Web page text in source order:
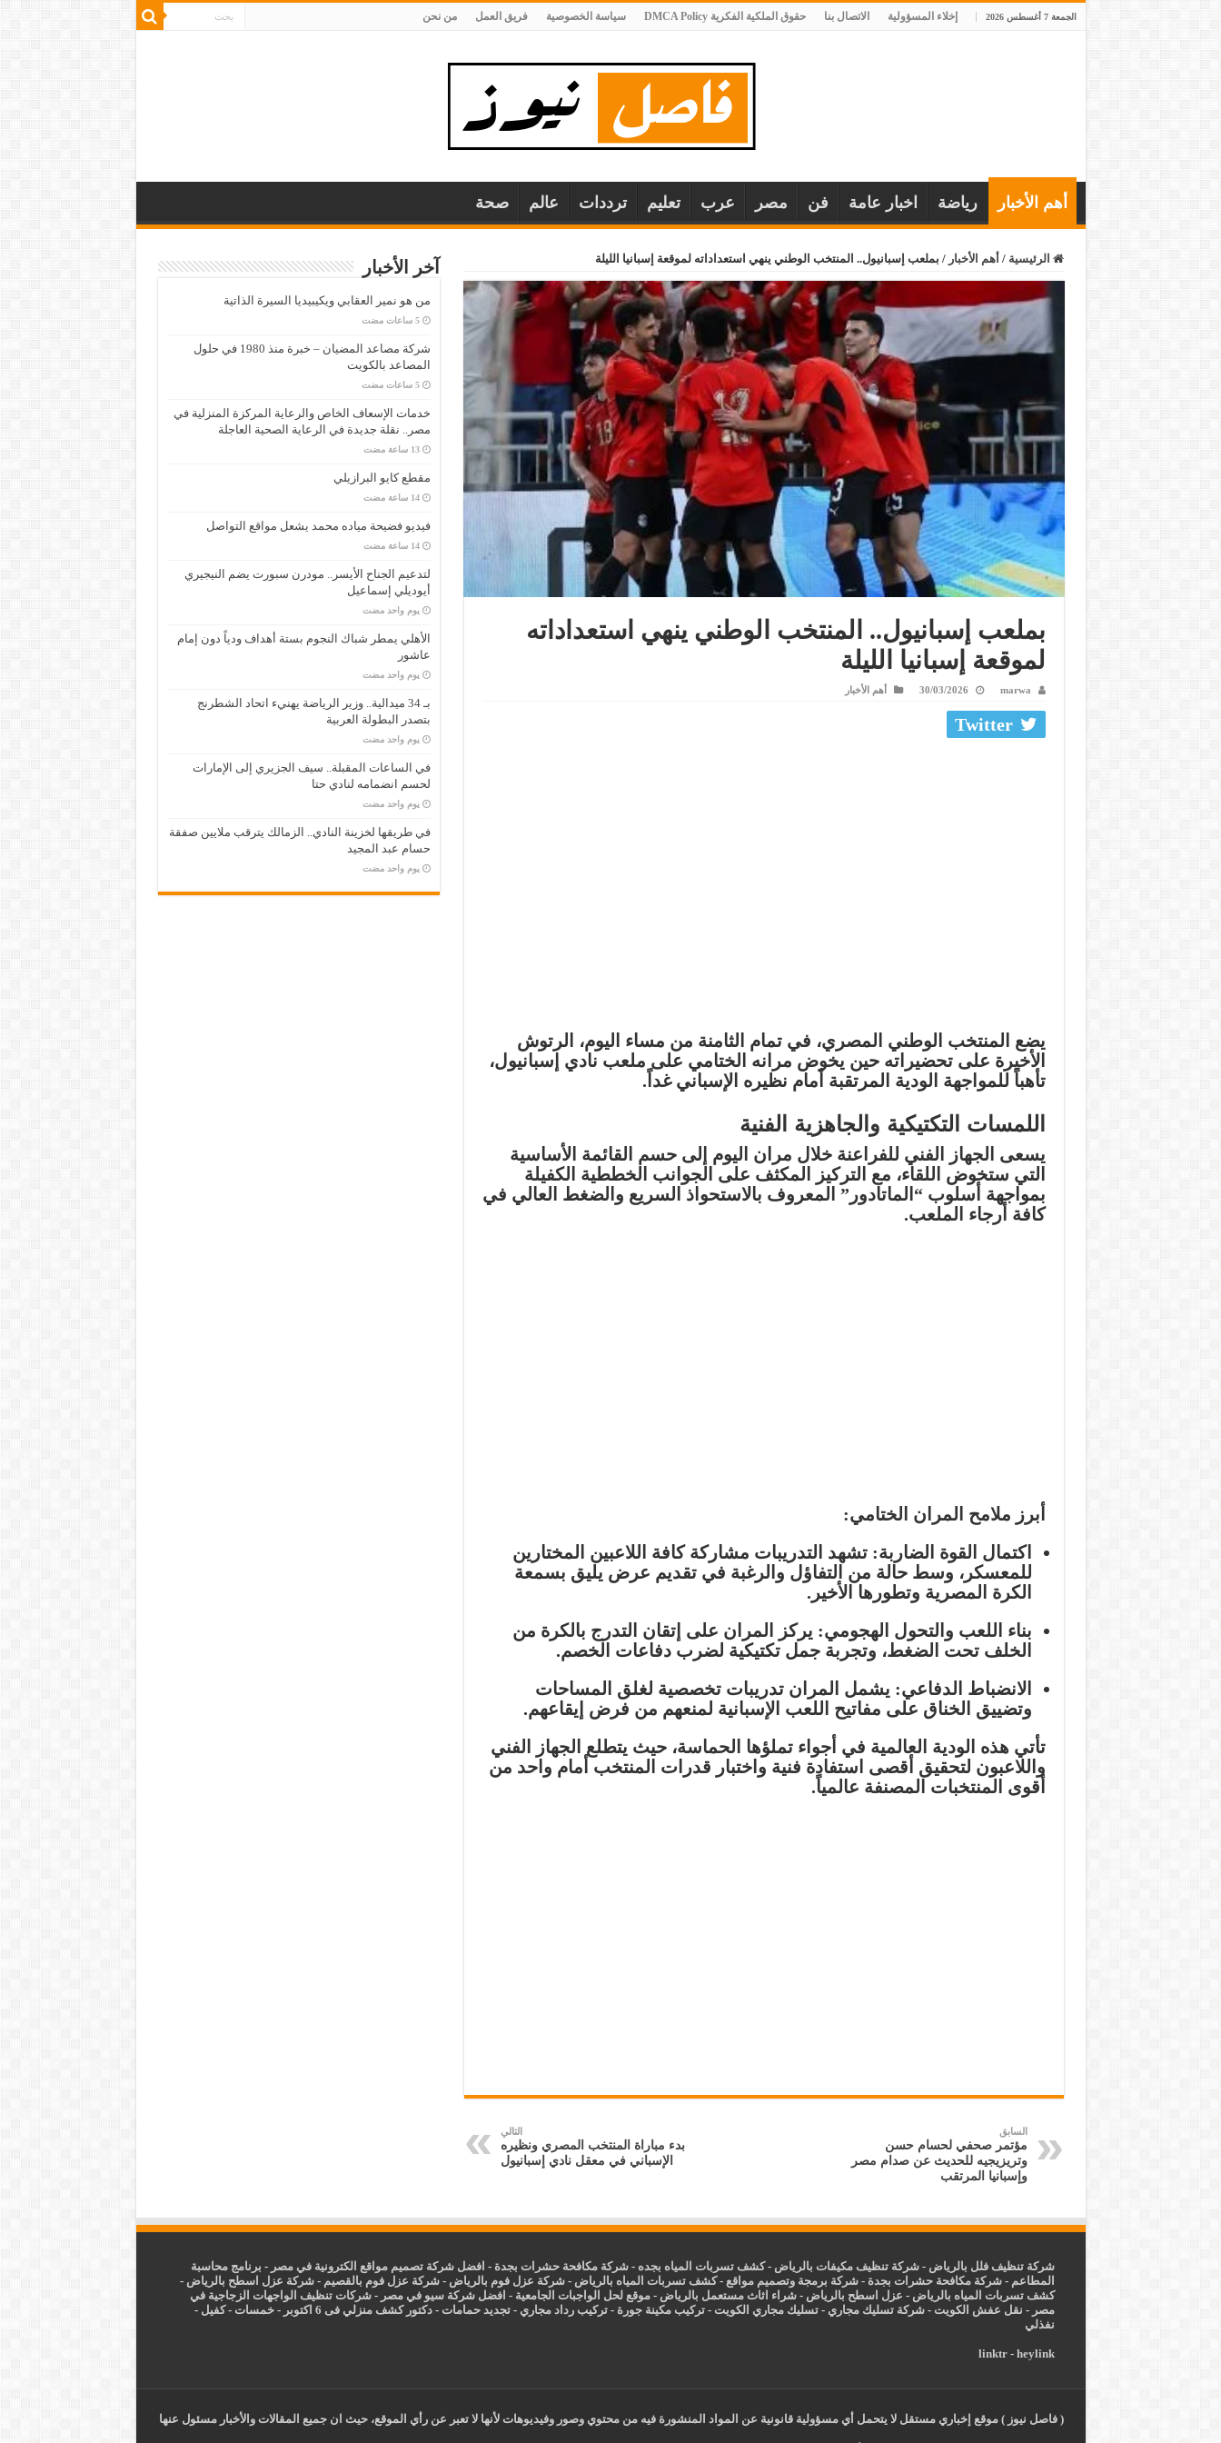
الجمعة 7 أغسطس 2026 إخلاء المسؤولية الاتصال بنا حقوق الملكية الفكرية DMCA Policy سياسة الخصوصية فريق العمل من نحن
أهم الأخبار رياضة اخبار عامة فن مصر عرب تعليم ترددات عالم صحة
الرئيسية / أهم الأخبار / بملعب إسبانيول.. المنتخب الوطني ينهي استعداداته لموقعة إسبانيا الليلة
بملعب إسبانيول.. المنتخب الوطني ينهي استعداداته
لموقعة إسبانيا الليلة
marwa
30/03/2026 أهم الأخبار
Twitter
يضع المنتخب الوطني المصري، في تمام الثامنة من مساء اليوم، الرتوش
الأخيرة على تحضيراته حين يخوض مرانه الختامي على ملعب نادي إسبانيول،
تأهباً للمواجهة الودية المرتقبة أمام نظيره الإسباني غداً.
اللمسات التكتيكية والجاهزية الفنية
يسعى الجهاز الفني للفراعنة خلال مران اليوم إلى حسم القائمة الأساسية
التي ستخوض اللقاء، مع التركيز المكثف على الجوانب الخططية الكفيلة
بمواجهة أسلوب “الماتادور” المعروف بالاستحواذ السريع والضغط العالي في
كافة أرجاء الملعب.
أبرز ملامح المران الختامي:
اكتمال القوة الضاربة: تشهد التدريبات مشاركة كافة اللاعبين المختارين
للمعسكر، وسط حالة من التفاؤل والرغبة في تقديم عرض يليق بسمعة
الكرة المصرية وتطورها الأخير.
بناء اللعب والتحول الهجومي: يركز المران على إتقان التدرج بالكرة من
الخلف تحت الضغط، وتجربة جمل تكتيكية لضرب دفاعات الخصم.
الانضباط الدفاعي: يشمل المران تدريبات تخصصية لغلق المساحات
وتضييق الخناق على مفاتيح اللعب الإسبانية لمنعهم من فرض إيقاعهم.
تأتي هذه الودية العالمية في أجواء تملؤها الحماسة، حيث يتطلع الجهاز الفني
واللاعبون لتحقيق أقصى استفادة فنية واختبار قدرات المنتخب أمام واحد من
أقوى المنتخبات المصنفة عالمياً.
السابق
مؤتمر صحفي لحسام حسن
وتريزيجيه للحديث عن صدام مصر
وإسبانيا المرتقب
التالي
بدء مباراة المنتخب المصري ونظيره
الإسباني في معقل نادي إسبانيول
آخر الأخبار
من هو نمير العقابي ويكيبيديا السيرة الذاتية
‏5 ساعات مضت
شركة مصاعد المضيان – خبرة منذ 1980 في حلول
المصاعد بالكويت
‏5 ساعات مضت
خدمات الإسعاف الخاص والرعاية المركزة المنزلية في
مصر.. نقلة جديدة في الرعاية الصحية العاجلة
‏13 ساعة مضت
مقطع كايو البرازيلي
‏14 ساعة مضت
فيديو فضيحة مياده محمد يشعل مواقع التواصل
‏14 ساعة مضت
لتدعيم الجناح الأيسر.. مودرن سبورت يضم النيجيري
أيوديلي إسماعيل
‏يوم واحد مضت
الأهلي يمطر شباك النجوم بستة أهداف ودياً دون إمام
عاشور
‏يوم واحد مضت
بـ 34 ميدالية.. وزير الرياضة يهنيء اتحاد الشطرنج
بتصدر البطولة العربية
‏يوم واحد مضت
في الساعات المقبلة.. سيف الجزيري إلى الإمارات
لحسم انضمامه لنادي حتا
‏يوم واحد مضت
في طريقها لخزينة النادي.. الزمالك يترقب ملايين صفقة
حسام عبد المجيد
‏يوم واحد مضت
شركة تنظيف فلل بالرياض -شركة تنظيف مكيفات بالرياض -كشف تسربات المياه بجده -شركة مكافحة حشرات بجدة - افضل شركة تصميم مواقع الكترونية في مصر - برنامج محاسبة
المطاعم -شركة مكافحة حشرات بجدة -شركة برمجة وتصميم مواقع -كشف تسربات المياه بالرياض -شركة عزل فوم بالرياض -شركة عزل فوم بالقصيم -شركة عزل اسطح بالرياض -
كشف تسربات المياه بالرياض - عزل اسطح بالرياض -شراء اثاث مستعمل بالرياض - موقع لحل الواجبات الجامعية - افضل شركة سيو في مصر -شركات تنظيف الواجهات الزجاجية في
مصر - نقل عفش الكويت -شركة تسليك مجاري -تسليك مجاري الكويت -تركيب مكينة جورة -تركيب رداد مجاري -تجديد حمامات -دكتور كشف منزلي فى 6 اكتوبر -خمسات -كفيل -
نفذلي
linktr- heylink
( فاصل نيوز ) موقع إخباري مستقل لا يتحمل أي مسؤولية قانونية عن المواد المنشورة فيه من محتوي وصور وفيديوهات لأنها لا تعبر عن رأي الموقع، حيث ان جميع المقالات والأخبار مسئول عنها